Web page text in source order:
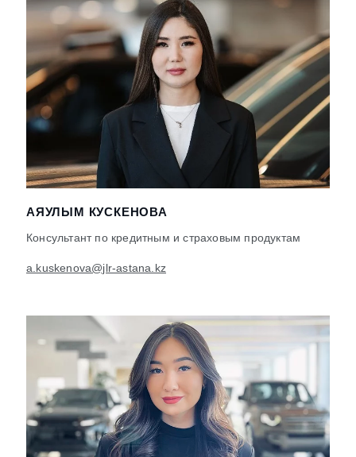
АЯУЛЫМ КУСКЕНОВА
Консультант по кредитным и страховым продуктам
a.kuskenova@jlr-astana.kz